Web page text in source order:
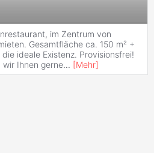
im Zentrum von
Gesamtfläche ca. 150 m² +
ideale Existenz. Provisionsfrei!
wir Ihnen gerne... [Mehr]